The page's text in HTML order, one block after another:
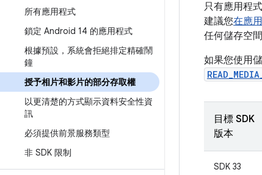
所有應用程式
鎖定 Android 14 的應用程式
根據預設，系統會拒絕排定精確鬧
鐘
授予相片和影片的部分存取權
以更清楚的方式顯示資料安全性資
訊
必須提供前景服務類型
非 SDK 限制
只有應用程
建議您在應
任何儲存空間
如果您使用
目標 SDK
版本
SDK 33